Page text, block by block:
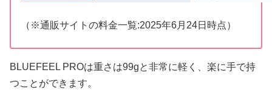
（※通販サイトの料金一覧:2025年6月24日時点）
BLUEFEEL PROは重さは99gと非常に軽く、楽に手で持
つことができます。